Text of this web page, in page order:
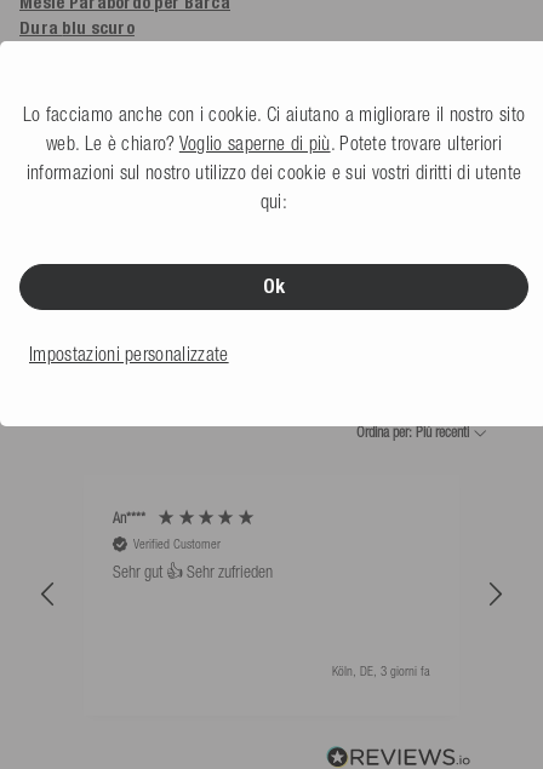
Dura blu scuro
24,99 €
COSA DICONO I NOSTRI
Ordina per: Più recenti
An****
Verified Customer
Sehr gut 👍 Sehr zufrieden
Köln, DE, 3 giorni fa
Lo facciamo anche con i cookie. Ci aiutano a migliorare il nostro sito
web. Le è chiaro? Voglio saperne di più . Potete trovare ulteriori
informazioni sul nostro utilizzo dei cookie e sui vostri diritti di utente
qui:
Ok
Impostazioni personalizzate